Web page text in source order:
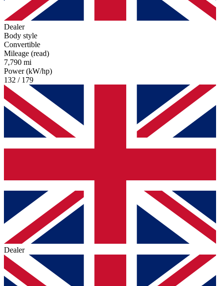
Dealer
Body style
Convertible
Mileage (read)
7,790 mi
Power (kW/hp)
132 / 179
Dealer